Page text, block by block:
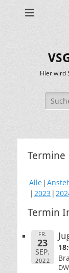
Hier wird
Suche
nach:
Termine
Alle
2023
Termin
FR.
23
SEP.
2022